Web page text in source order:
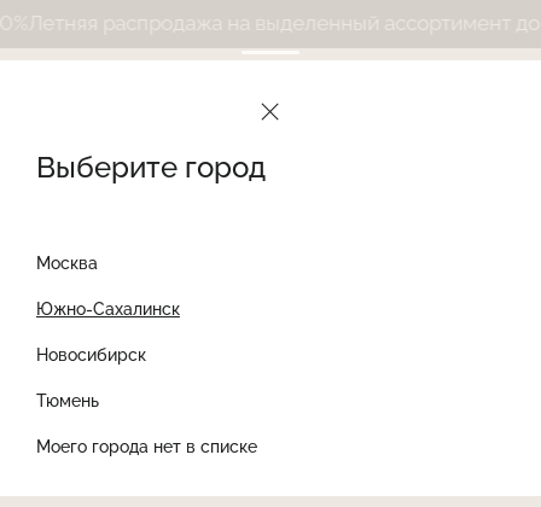
Выберите город
Москва
Южно-Сахалинск
Новосибирск
Тюмень
Моего города нет в списке
на выделенный ассортимент до 50%